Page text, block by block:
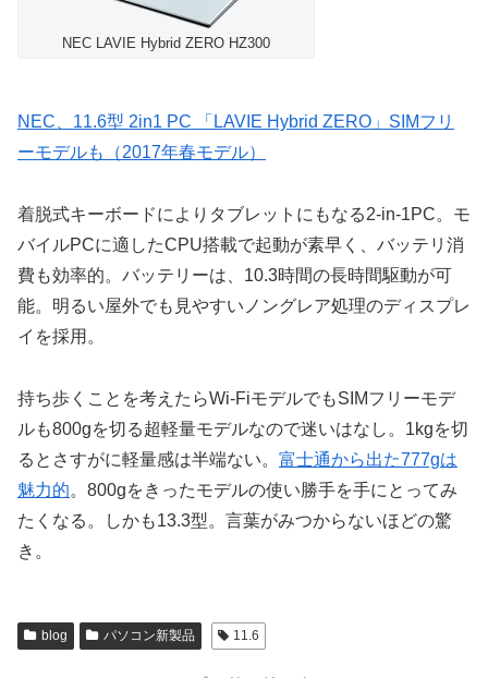
NEC LAVIE Hybrid ZERO HZ300
NEC、11.6型 2in1 PC 「LAVIE Hybrid ZERO」SIMフリ
ーモデルも（2017年春モデル）
着脱式キーボードによりタブレットにもなる2-in-1PC。モ
バイルPCに適したCPU搭載で起動が素早く、バッテリ消
費も効率的。バッテリーは、10.3時間の長時間駆動が可
能。明るい屋外でも見やすいノングレア処理のディスプレ
イを採用。
持ち歩くことを考えたらWi-FiモデルでもSIMフリーモデ
ルも800gを切る超軽量モデルなので迷いはなし。1kgを切
るとさすがに軽量感は半端ない。 富士通から出た777gは
魅力的。800gをきったモデルの使い勝手を手にとってみ
たくなる。しかも13.3型。言葉がみつからないほどの驚
き。
blog パソコン新製品 11.6